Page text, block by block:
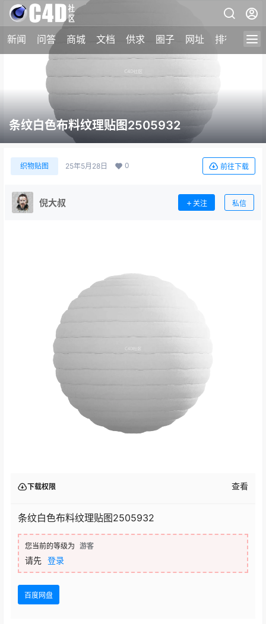
新闻 问答 商城 文档 供求 圈子 网址 排行榜
条纹白色布料纹理贴图2505932
织物贴图 25年5月28日 0 前往下载
倪大叔 关注 私信
下载权限 查看
条纹白色布料纹理贴图2505932
您当前的等级为 游客
请先 登录
百度网盘